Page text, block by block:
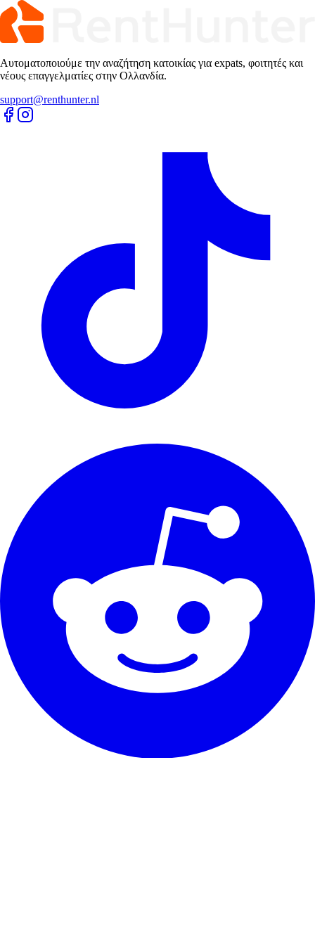
Αυτοματοποιούμε την αναζήτηση κατοικίας για expats, φοιτητές και
νέους επαγγελματίες στην Ολλανδία.
support@renthunter.nl